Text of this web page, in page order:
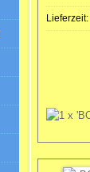
Lieferzeit: